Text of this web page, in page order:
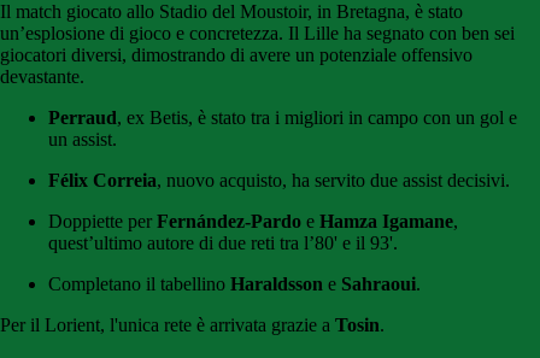
Il match giocato allo Stadio del Moustoir, in Bretagna, è stato
un’esplosione di gioco e concretezza. Il Lille ha segnato con ben sei
giocatori diversi, dimostrando di avere un potenziale offensivo
devastante.
Perraud, ex Betis, è stato tra i migliori in campo con un gol e
un assist.
Félix Correia, nuovo acquisto, ha servito due assist decisivi.
Doppiette per Fernández-Pardo e Hamza Igamane,
quest’ultimo autore di due reti tra l’80' e il 93'.
Completano il tabellino Haraldsson e Sahraoui.
Per il Lorient, l'unica rete è arrivata grazie a Tosin.